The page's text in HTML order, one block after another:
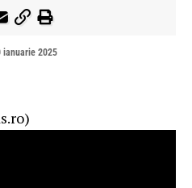
ianuarie 2025